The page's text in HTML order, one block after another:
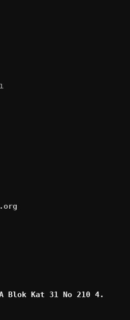
Blok Kat 31 No 210 4.